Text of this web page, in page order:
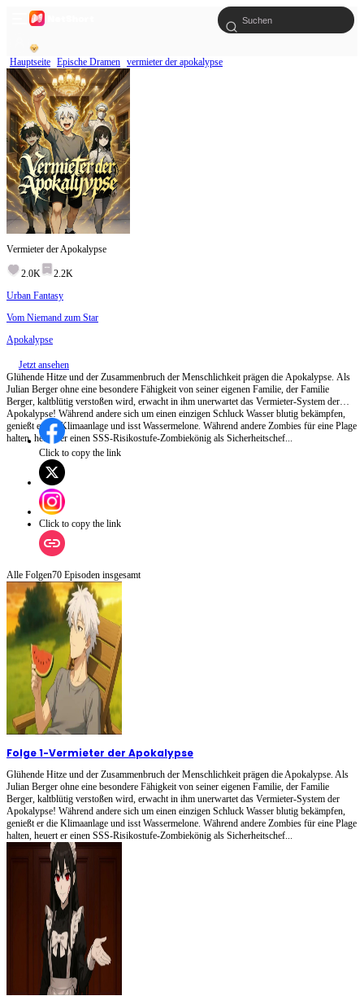
Hauptseite Epische Dramen vermieter der apokalypse
Vermieter der Apokalypse
2.0K
2.2K
Urban Fantasy
Vom Niemand zum Star
Apokalypse
Jetzt ansehen
Glühende Hitze und der Zusammenbruch der Menschlichkeit prägen die Apokalypse. Als
Julian Berger ohne eine besondere Fähigkeit von seiner eigenen Familie, der Familie
Berger, kaltblütig verstoßen wird, erwacht in ihm unerwartet das Vermieter-System der
Apokalypse! Während andere sich um einen einzigen Schluck Wasser blutig bekämpfen,
genießt er die Klimaanlage und isst Wassermelone. Während andere Zombies für eine Plage
halten, heuert er einen SSS-Risikostufe-Zombiekönig als Sicherheitschef...
Click to copy the link
Click to copy the link
Alle Folgen70 Episoden insgesamt
Folge 1-Vermieter der Apokalypse
Glühende Hitze und der Zusammenbruch der Menschlichkeit prägen die Apokalypse. Als
Julian Berger ohne eine besondere Fähigkeit von seiner eigenen Familie, der Familie
Berger, kaltblütig verstoßen wird, erwacht in ihm unerwartet das Vermieter-System der
Apokalypse! Während andere sich um einen einzigen Schluck Wasser blutig bekämpfen,
genießt er die Klimaanlage und isst Wassermelone. Während andere Zombies für eine Plage
halten, heuert er einen SSS-Risikostufe-Zombiekönig als Sicherheitschef...